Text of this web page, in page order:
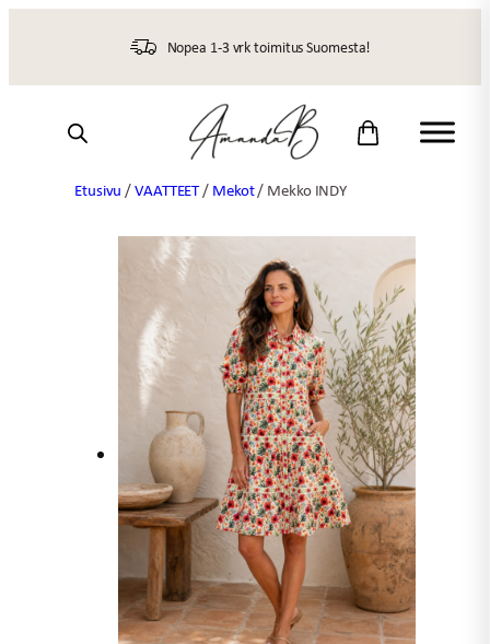
Nopea 1-3 vrk toimitus Suomesta!
Etusivu /VAATTEET/ Mekot/ Mekko INDY